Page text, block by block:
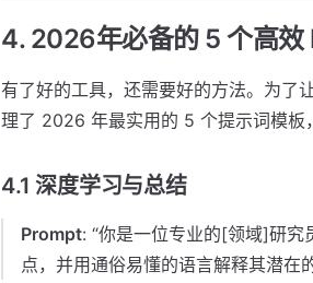
4. 2026年必备的 5 个高
有了好的工具，还需要好的方法。为了
理了 2026 年最实用的 5 个提示词模板
4.1 深度学习与总结
Prompt: “你是一位专业的[领域]研
点，并用通俗易懂的语言解释其潜在